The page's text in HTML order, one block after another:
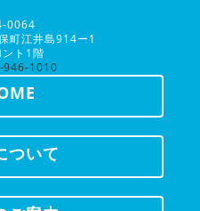
0064
町江井島914ー1
ト1階
946-1010
ついて